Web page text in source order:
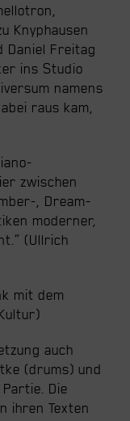
Knyphausen
Daniel Freitag
ins Studio
namens
raus kam,
zwischen
, Dream-
moderner,
(Ullrich
mit dem
auch
(drums) und
Die
ihren Texten